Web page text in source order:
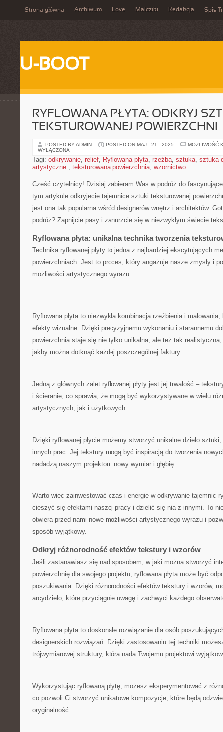
Strona główna Archiwum Love Malcziki Redakcja Spis
U-BOOT
RYFLOWANA PŁYTA: ODKRYJ
TEKSTUROWANEJ POWIERZCHNI
POSTED BY ADMIN POSTED ON MAJ - 21 - 2025
MOŻLIWOŚĆ
WYŁĄCZONA
Tagi: odkrywanie, relief, Ryflowana płyta, rzeźba, sztuka, sztuka
artystyczne., teksturowana powierzchnia, wzornictwo
Cześć czytelnicy! Dzisiaj ⁢zabieram Was w podróż do
tym artykule ⁣odkryjecie tajemnice sztuki ⁢teksturowanej
jest⁣ ona tak popularna wśród designerów wnętrz i architektów.
podróż? Zapnijcie pasy i zanurzcie się⁣ w niezwykłym świecie
Ryflowana płyta: unikalna technika tworzenia
Technika ryflowanej płyty to jedna z najbardziej‍ ekscytujących
powierzchniach. ⁢Jest ⁢to proces, który angażuje nasze ⁣zmysły i
możliwości artystycznego⁢ wyrazu.
Ryflowana płyta ‍to niezwykła kombinacja rzeźbienia⁢ i‌
efekty wizualne. Dzięki precyzyjnemu wykonaniu⁢ i starannemu
powierzchnia staje się ⁢nie ⁣tylko unikalna, ale ⁤też tak
jakby można dotknąć każdej poszczególnej​ faktury. ​
Jedną z ⁣głównych zalet ryflowanej płyty jest jej trwałość –
i ścieranie,‌ co sprawia,⁣ że mogą być wykorzystywane w wielu
artystycznych, ‍jak i użytkowych.
Dzięki ryflowanej płycie możemy stworzyć unikalne dzieło
innych prac.​ Jej⁣ tekstury mogą ‌być⁢ inspiracją do tworzenia
nadadzą ‌naszym⁢ projektom ⁣nowy wymiar i głębię.
Warto więc zainwestować czas⁢ i energię w odkrywanie tajemnic
⁢cieszyć‍ się ‌efektami naszej pracy i dzielić⁣ się nią z innymi.‍ To
⁣otwiera przed nami nowe możliwości artystycznego wyrazu ⁤i
sposób wyjątkowy.‍
Odkryj różnorodność efektów tekstury i wzorów
Jeśli ‌zastanawiasz się‍ nad sposobem, w jaki ⁣można stworzyć
powierzchnię dla swojego projektu, ryflowana płyta​ może być
poszukiwania. Dzięki różnorodności efektów tekstury i⁣ wzorów,
arcydzieło, które‌ przyciągnie uwagę‍ i ⁣zachwyci każdego
Ryflowana‍ płyta to doskonałe rozwiązanie dla osób
designerskich rozwiązań. Dzięki ⁣zastosowaniu ⁤tej techniki
trójwymiarowej​ struktury, która nada Twojemu projektowi
Wykorzystując ‌ryflowaną ⁣płytę, możesz ‍eksperymentować z
co⁢ pozwoli Ci stworzyć unikatowe kompozycje, które będą
oryginalność.